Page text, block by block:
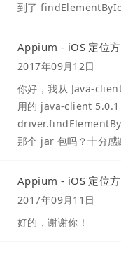
到了
Appium - iOS 定位
2017年09月12日
你好，我从 Java-
用的 java-client 5.0.1
那个 jar 包吗？十分感
Appium - iOS 定位
2017年09月11日
好的，谢谢你！